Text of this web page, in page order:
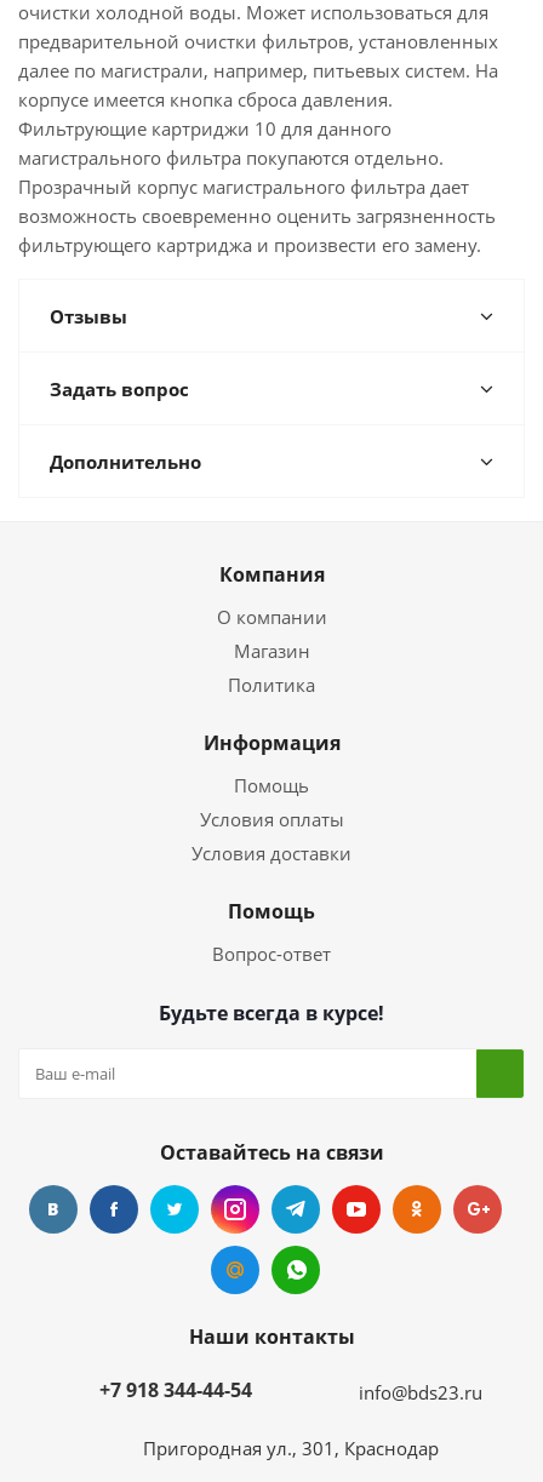
очистки холодной воды. Может использоваться для
предварительной очистки фильтров, установленных
далее по магистрали, например, питьевых систем. На
корпусе имеется кнопка сброса давления.
Фильтрующие картриджи 10 для данного
магистрального фильтра покупаются отдельно.
Прозрачный корпус магистрального фильтра дает
возможность своевременно оценить загрязненность
фильтрующего картриджа и произвести его замену.
Отзывы
Задать вопрос
Дополнительно
Компания
О компании
Магазин
Политика
Информация
Помощь
Условия оплаты
Условия доставки
Помощь
Вопрос-ответ
Будьте всегда в курсе!
Оставайтесь на связи
Наши контакты
+7 918 344-44-54
info@bds23.ru
Пригородная ул., 301, Краснодар